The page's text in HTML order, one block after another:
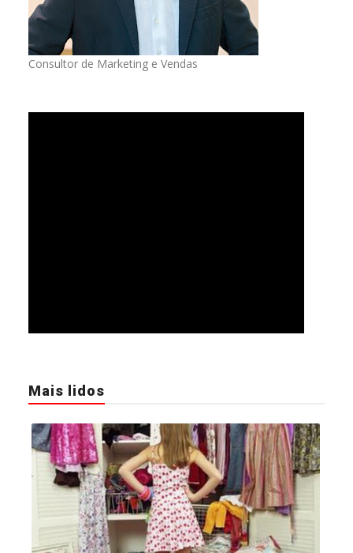
Consultor de Marketing e Vendas
Mais lidos